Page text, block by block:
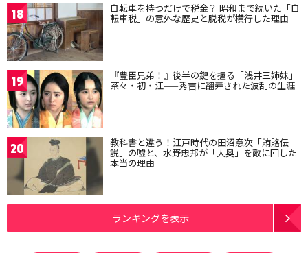
18 自転車を持つだけで税金？ 昭和まで続いた「自
転車税」の意外な歴史と脱税が横行した理由
19 『豊臣兄弟！』後半の鍵を握る「浅井三姉妹」
茶々・初・江——秀吉に翻弄された波乱の生涯
20 教科書と違う！江戸時代の田沼意次「賄賂伝
説」の嘘と、水野忠邦が「大奥」を敵に回した
本当の理由
ランキングを表示